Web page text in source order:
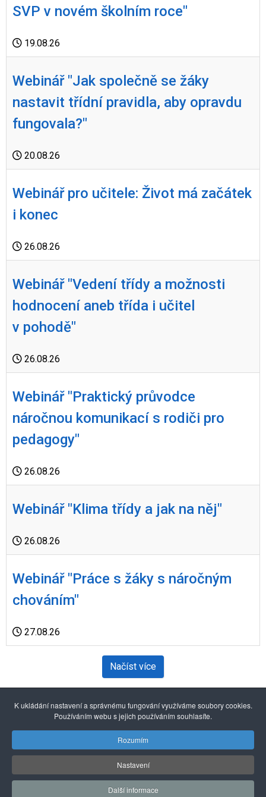
SVP v novém školním roce"
19.08.26
Webinář "Jak společně se žáky
nastavit třídní pravidla, aby opravdu
fungovala?"
20.08.26
Webinář pro učitele: Život má začátek
i konec
26.08.26
Webinář "Vedení třídy a možnosti
hodnocení aneb třída i učitel
v pohodě"
26.08.26
Webinář "Praktický průvodce
náročnou komunikací s rodiči pro
pedagogy"
26.08.26
Webinář "Klima třídy a jak na něj"
26.08.26
Webinář "Práce s žáky s náročným
chováním"
27.08.26
Načíst více
1 2 3 4 5 6 7 8
JEM
© 2026 Pražské centrum primární prevence
K ukládání nastavení a správnému fungování využíváme soubory cookies.
Používáním webu s jejich používáním souhlasíte.
Rozumím
Nastavení
Další informace